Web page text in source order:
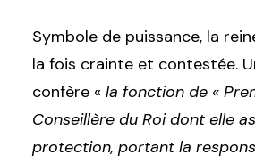
Symbole de puissance, la
la fois crainte et contestée.
confère « la fonction de «
Conseillère du Roi dont elle
protection, portant la